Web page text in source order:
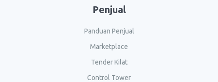
Penjual
Panduan Penjual
Marketplace
Tender Kilat
Control Tower